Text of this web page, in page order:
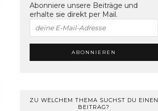
Abonniere unsere Beiträge und
erhalte sie direkt per Mail.
ZU WELCHEM THEMA SUCHST DU EINEN
BEITRAG?